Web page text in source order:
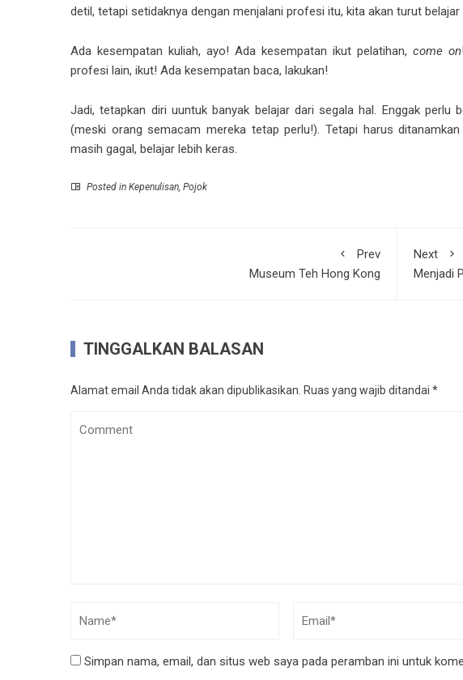
detil, tetapi setidaknya dengan menjalani profesi itu, kita akan turut belajar
Ada kesempatan kuliah, ayo! Ada kesempatan ikut pelatihan, come on
profesi lain, ikut! Ada kesempatan baca, lakukan!
Jadi, tetapkan diri uuntuk banyak belajar dari segala hal. Enggak perlu
(meski orang semacam mereka tetap perlu!). Tetapi harus
masih gagal, belajar lebih keras.
Posted in Kepenulisan, Pojok
Prev
Museum Teh Hong Kong
Next
Menjadi
TINGGALKAN BALASAN
Alamat email Anda tidak akan dipublikasikan. Ruas yang wajib ditandai *
Simpan nama, email, dan situs web saya pada peramban ini untuk